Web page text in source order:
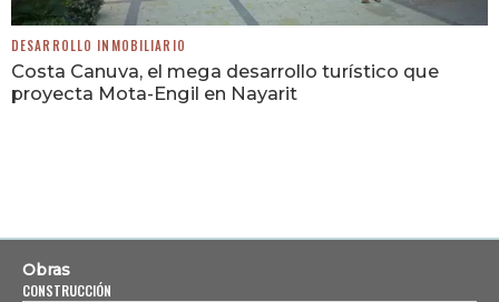
DESARROLLO INMOBILIARIO
Costa Canuva, el mega desarrollo turístico que
proyecta Mota-Engil en Nayarit
Obras
CONSTRUCCIÓN